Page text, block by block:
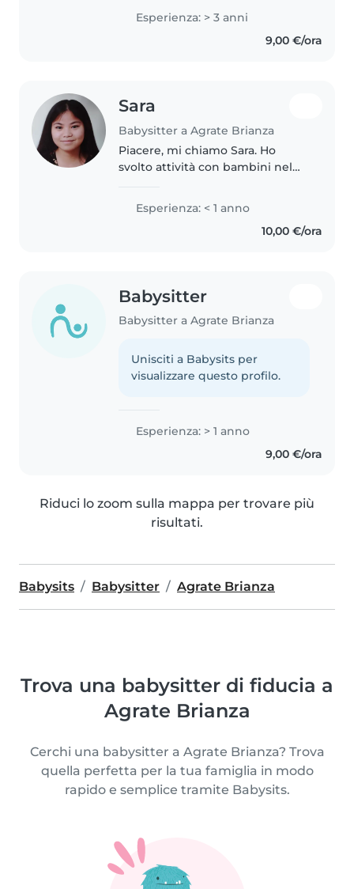
Esperienza: > 3 anni
9,00 €/ora
Sara
Babysitter a Agrate Brianza
Piacere, mi chiamo Sara. Ho
svolto attività con bambini nel
mio paese nativo, Agrate Brianza.
Non esitate a contattarmi,..
Esperienza: < 1 anno
10,00 €/ora
Babysitter
Babysitter a Agrate Brianza
Unisciti a Babysits per
visualizzare questo profilo.
Esperienza: > 1 anno
9,00 €/ora
Riduci lo zoom sulla mappa per trovare più
risultati.
Babysits Babysitter Agrate Brianza
Trova una babysitter di fiducia a
Agrate Brianza
Cerchi una babysitter a Agrate Brianza? Trova
quella perfetta per la tua famiglia in modo
rapido e semplice tramite Babysits.